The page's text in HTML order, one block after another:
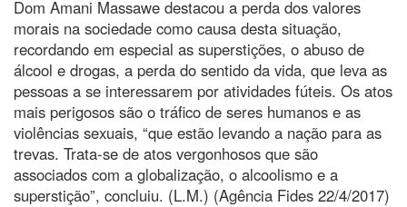
Dom Amani Massawe destacou a perda dos valores
morais na sociedade como causa desta situação,
recordando em especial as superstições, o abuso de
álcool e drogas, a perda do sentido da vida, que leva as
pessoas a se interessarem por atividades fúteis. Os atos
mais perigosos são o tráfico de seres humanos e as
violências sexuais, “que estão levando a nação para as
trevas. Trata-se de atos vergonhosos que são
associados com a globalização, o alcoolismo e a
superstição”, concluiu. (L.M.) (Agência Fides 22/4/2017)